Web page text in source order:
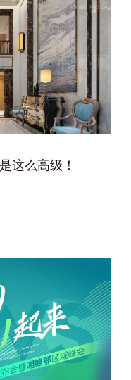
这么高级！